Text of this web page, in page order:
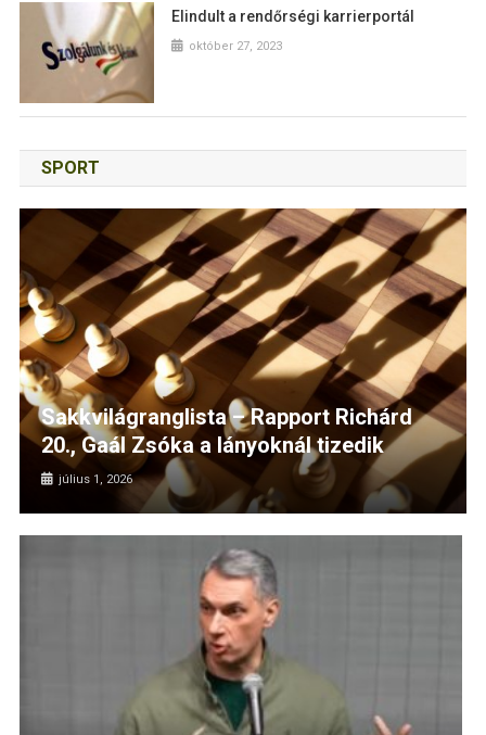
Elindult a rendőrségi karrierportál
október 27, 2023
SPORT
Sakkvilágranglista – Rapport Richárd
20., Gaál Zsóka a lányoknál tizedik
július 1, 2026